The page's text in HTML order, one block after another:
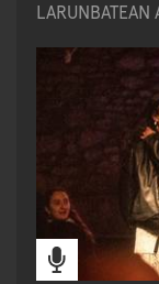
LARUNBATEAN